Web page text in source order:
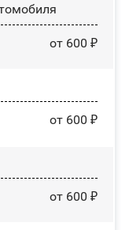
от 600 ₽
от 600 ₽
от 600 ₽